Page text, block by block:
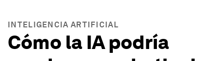
INTELIGENCIA ARTIFICIAL
Cómo la IA podría